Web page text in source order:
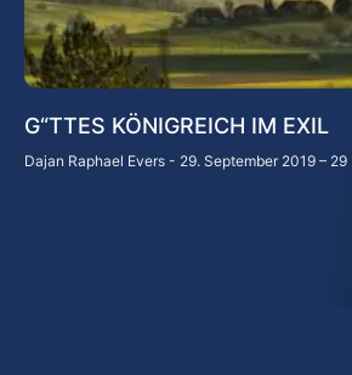
G“TTES KÖNIGREICH IM EXIL
Dajan Raphael Evers 29. September 2019 –